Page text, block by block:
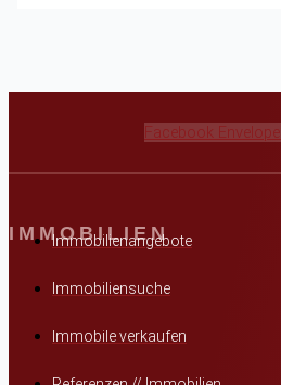
Facebook Envelope
IMMOBILIEN
Immobilienangebote
Immobiliensuche
Immobile verkaufen